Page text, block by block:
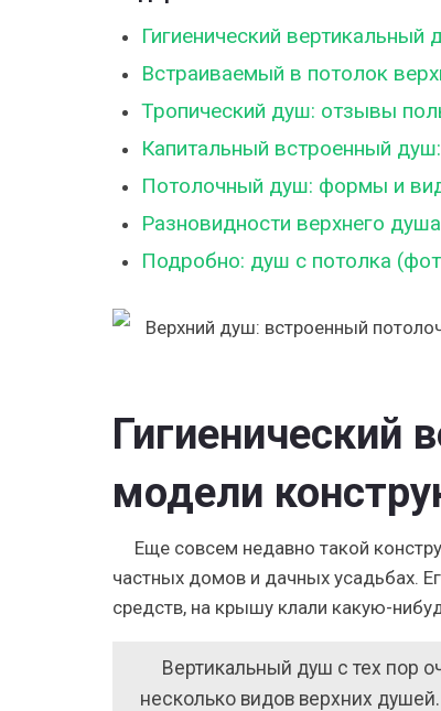
Гигиенический
Встраиваемый в потолок
Тропический душ: отзывы
Капитальный встроенный
Потолочный душ: формы и
Разновидности верхнего
Подробно: душ с потолка
Гигиенический
модели
Еще совсем недавно такой
частных домов и дачных усадьбах.
средств, на крышу клали какую-
Вертикальный душ с тех пор
несколько видов верхних душей.